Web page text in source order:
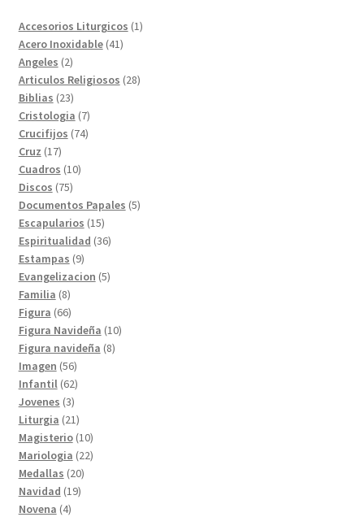
Accesorios Liturgicos 11
Acero Inoxidable 4141
Angeles 22
productos
Articulos Religiosos 2828
Biblias 2323
productos
Cristologia 77
productos
Crucifijos 7474
Cruz 1717
productos
Cuadros 1010
Discos 7575
productos
Documentos Papales 55
Escapularios 1515
productos
Espiritualidad 3636
Estampas 99
productos
Evangelizacion 55
Familia 88
productos
Figura 6666
productos
Figura Navideña 1010
Figura navideña 88
Imagen 5656
productos
Infantil 6262
productos
Jovenes 33
productos
Liturgia 2121
productos
Magisterio 1010
productos
Mariologia 2222
Medallas 2020
productos
Navidad 1919
Novena 44